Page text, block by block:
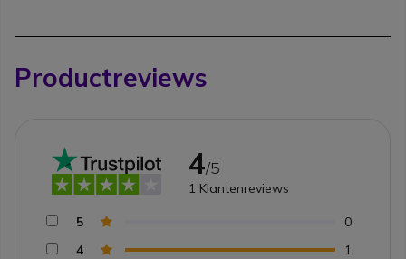
Productreviews
4/5
1 Klantenreviews
5
0
4
1